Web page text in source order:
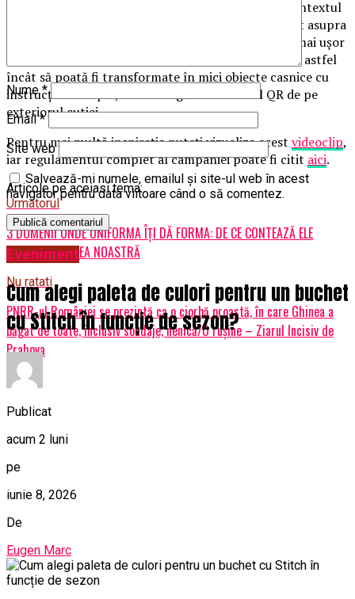
Campania #SamsungFreeTheBox este lansată în contextul
în care Samsung și-a îndreptat atenția tot mai mult asupra
ambalajelor sustenabile, astfel încât acestea să fie mai ușor
de refolosit acasă. Cutiile de carton sunt concepute astfel
încât să poată fi transformate în mici obiecte casnice cu
instrucțiuni simple, care se regăsesc în codul QR de pe
exteriorul cutiei.
Pentru mai multă inspirație puteți vizualiza acest videoclip,
iar regulamentul complet al campaniei poate fi citit aici.
Articole pe aceiasi tema:
Urmatorul
3 DOMENII UNDE UNIFORMA ÎȚI DĂ FORMA: DE CE CONTEAZĂ ELE
PENTRU LINIȘTEA NOASTRĂ
Nu ratati
PNRR-ul României se prezintă ca o ciorbă proastă, în care Ghinea a
băgat de toate, inclusiv sondaje, nenică/O rușine – Ziarul Incisiv de
Prahova
Nume*
Email*
Site web
Salvează-mi numele, emailul și site-ul web în acest
navigator pentru data viitoare când o să comentez.
Eveniment
Cum alegi paleta de culori pentru un buchet
cu Stitch în funcție de sezon?
Publicat
acum 2 luni
pe
iunie 8, 2026
De
Eugen Marc